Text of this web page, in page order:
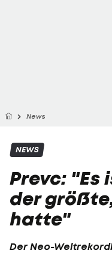
News
NEWS
Prevc: "Es
der
hatte"
Der Neo-